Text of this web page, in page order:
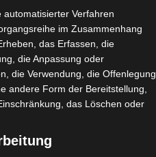
Verfahren
im Zusammenhang
das Erfassen, die
die Anpassung oder
die Verwendung, die Offenlegung
andere Form der Bereitstellung,
das Löschen oder